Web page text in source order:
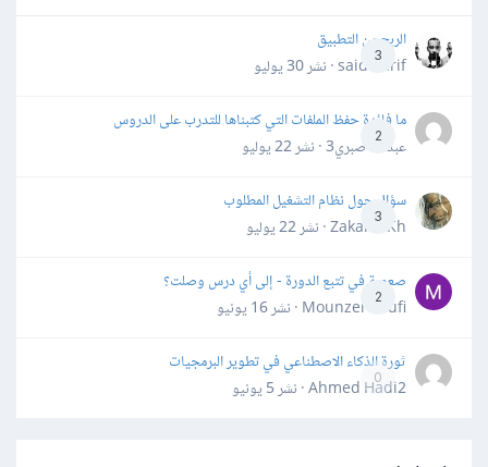
3
الربح من التطبيق
said darif · نشر
30 يوليو
2
ما فائدة حفظ الملفات التي كتبناها للتدرب على الدروس
عبدالله صبري3 · نشر
22 يوليو
3
سؤال حول نظام التشغيل المطلوب
Zakaria Kh · نشر
22 يوليو
2
صعوبة في تتبع الدورة - إلى أي درس وصلت؟
Mounzer Soufi · نشر
16 يونيو
0
ثورة الذكاء الاصطناعي في تطوير البرمجيات
Ahmed Hadi2 · نشر
5 يونيو